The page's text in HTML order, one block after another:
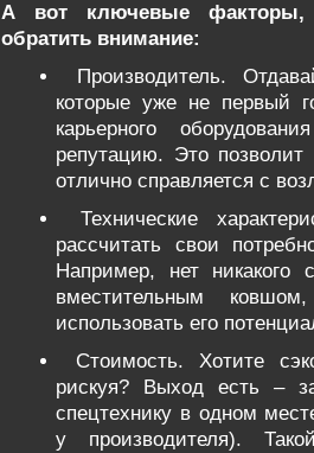
А вот ключевые
обратить внимание:
Производитель.
которые уже не первый
карьерного
репутацию. Это позволит
отлично справляется с
Технические
рассчитать свои
Например, нет никакого
вместительным
использовать его
Стоимость. Хотите
рискуя? Выход есть –
спецтехнику в одном
у производителя).